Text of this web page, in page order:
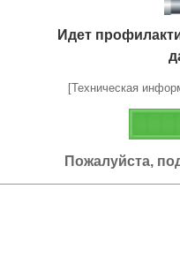
Идет
[Техническая
Пожалуйста,